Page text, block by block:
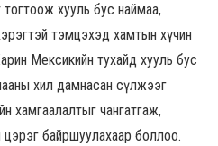
тогтоож хууль бус наймаа,
тэмцэхэд хамтын хүчин
Мексикийн тухайд хууль бус
хил дамнасан сүлжээг
хамгаалалтыг чангатгаж,
байршуулахаар боллоо.